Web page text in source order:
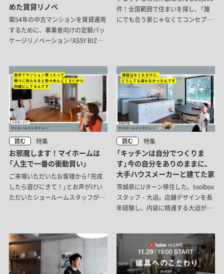
めた賃貸リノベ
築54年の中古マンションを賃貸運用
するために、事業者向けの定額パッ
ケージリノベーション『ASSY BIZ
件！全国範囲で住まいを探し、「誰
にでも合う家じゃなくてコンセプト
しを育んでいけるハコと場所を那須
で見つけた、林さん・おちゅりさん
夫妻の移住ストーリーをご紹介しま
す。
読む 特集
お邪魔します！マイホームは
「人生で一番の衝動買い」
ご来場いただいたお客様から「完成
したら遊びにきて！」とお声がけい
ただいたショールームスタッフが、
りをご紹介します。
読む 特集
「キッチンは自分でつくりま
す」今の自分をありのままに、
大手ハウスメーカーと建てた家
茨城県にUターン移住した、toolbox
スタッフ・大迫。店舗デザインを長
年経験し、内装に精通する大迫が選
など、自分が使ってみたかった建材
を積極的に施主指定。一番こだわっ
たキッチンはなんと自ら設計！一目
惚れした海外製の面材は個人で輸入